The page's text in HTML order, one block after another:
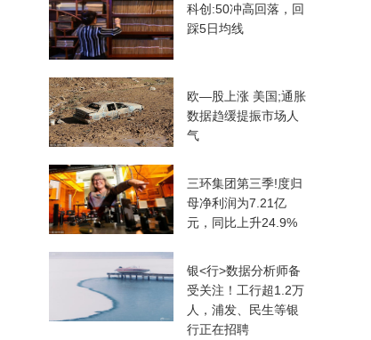
科创:50冲高回落，回
踩5日均线
欧—股上涨 美国;通胀
数据趋缓提振市场人
气
三环集团第三季!度归
母净利润为7.21亿
元，同比上升24.9%
银<行>数据分析师备
受关注！工行超1.2万
人，浦发、民生等银
行正在招聘